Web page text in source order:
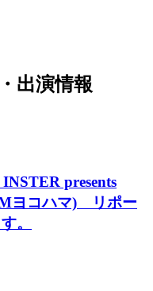
出演情報
presents
ヨコハマ) リポー
。